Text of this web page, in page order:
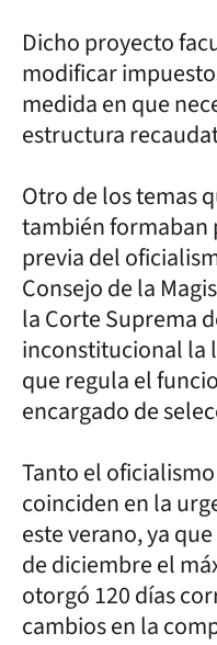
Dicho proyecto
modificar
medida en que
estructura
Otro de los temas
también formaban
previa del
Consejo de la
la Corte Suprema
inconstitucional la
que regula el
encargado de
Tanto el
coinciden en la
este verano, ya
de diciembre el
otorgó 120 días
cambios en la